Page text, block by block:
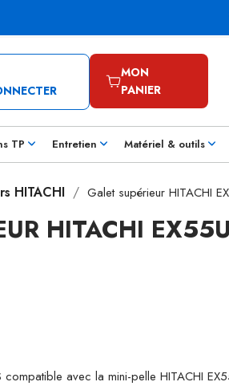
MON
PANIER
TP Entretien Matériel & outils
HITACHI Galet supérieur HITACHI
HITACHI
avec la mini-pelle HITACHI